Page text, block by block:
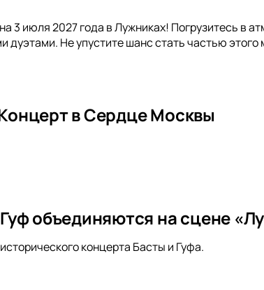
3 июля 2027 года в Лужниках! Погрузитесь в
Не упустите шанс стать частью этого
в Сердце Москвы
объединяются на сцене
концерта Басты и Гуфа.